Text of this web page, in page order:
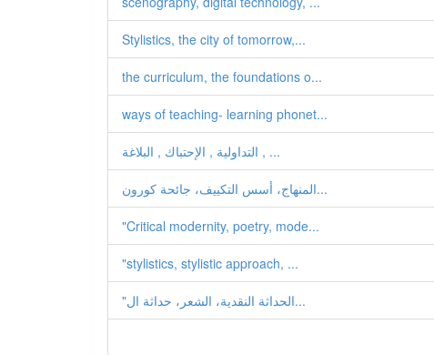
Stylistics, the city of tomorrow,...
the curriculum, the foundations o...
ways of teaching- learning phonet...
التداولية , الإحتباك , البلاغة , ...
المنهاج، أسس التكييف، جائحة كورون...
"Critical modernity, poetry, mode...
"stylistics, stylistic approach, ...
"الحداثة النقدية، الشعر، حداثة ال...